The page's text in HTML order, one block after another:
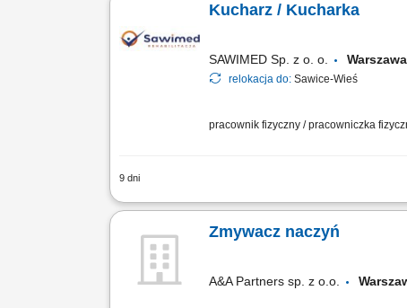
Kucharz / Kucharka
SAWIMED Sp. z o. o. Warszawa
relokacja do: Sawice-Wieś
pracownik fizyczny / pracowniczka
9 dni
Zadania: Gotowanie smacznych i
Zmywacz naczyń
A&A Partners sp. z o.o.